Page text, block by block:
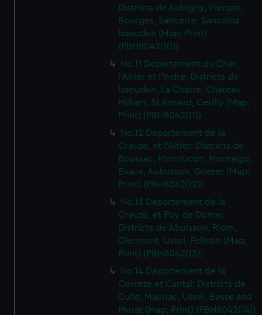
Districts de Aubigny, Vierzon,
Bourges, Sancerre, Sancoins,
Issoudun (Map; Print)
(PBH8042(10))
No.11 Departement du Cher,
l'Altier et l'Indre: Districts de
Issoudun, La Chatre, Chateau
Millant, St Amand, Cerilly (Map;
Print) (PBH8042(11))
No.12 Departement de la
Creuze, et l'Altier: Districts de
Boussac, Montlucon, Montaigu,
Evaux, Aubusson, Gueret (Map;
Print) (PBH8042(12))
No.13 Departement de la
Creuze, et Puy de Dome:
Districts de Abuisson, Riom,
Clermont, Ussel, Felletin (Map;
Print) (PBH8042(13))
No.14 Departement de la
Correze et Cantal: Districts de
Culle, Mauriac, Ussel, Besse and
Murat (Map; Print) (PBH8042(14))